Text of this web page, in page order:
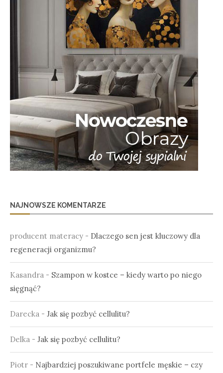
NAJNOWSZE KOMENTARZE
producent materacy - Dlaczego sen jest kluczowy dla
regeneracji organizmu?
Kasandra - Szampon w kostce – kiedy warto po niego
sięgnąć?
Darecka - Jak się pozbyć cellulitu?
Delka - Jak się pozbyć cellulitu?
Piotr - Najbardziej poszukiwane portfele męskie – czy